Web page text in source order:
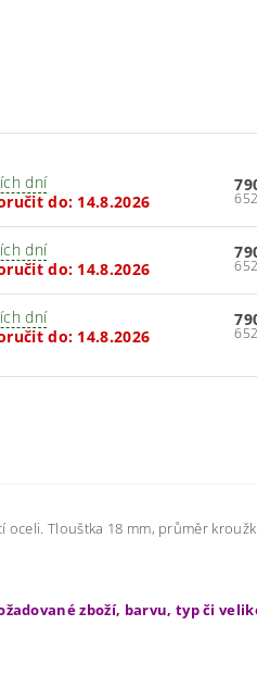
dní
do: 14.8.2026
dní
do: 14.8.2026
dní
do: 14.8.2026
Tlouštka 18 mm, průměr
zboží, barvu, typ či